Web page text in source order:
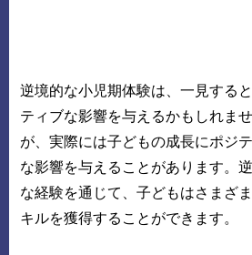
逆境的な小児期体験は、一見する
ティブな影響を与えるかもしれま
が、実際には子どもの成長にポジ
な影響を与えることがあります。
な経験を通じて、子どもはさまざ
キルを獲得することができます。